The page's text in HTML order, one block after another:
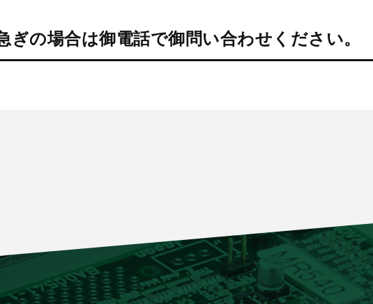
ぎの場合は御電話で御問い合わせください。